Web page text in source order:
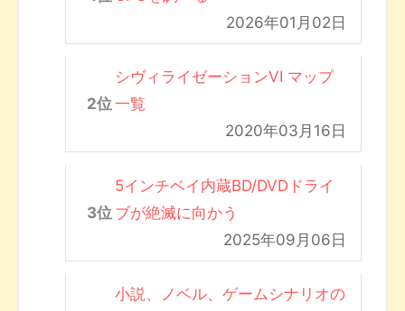
2026年01月02日
シヴィライゼーションVI マップ
一覧
2020年03月16日
5インチベイ内蔵BD/DVDドライ
ブが絶滅に向かう
2025年09月06日
小説、ノベル、ゲームシナリオの